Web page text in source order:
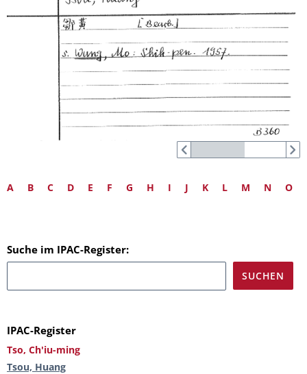
A B C D E F G H I J K L M N O
Suche im IPAC-Register:
IPAC-Register
Tso, Ch'iu-ming
Tsou, Huang